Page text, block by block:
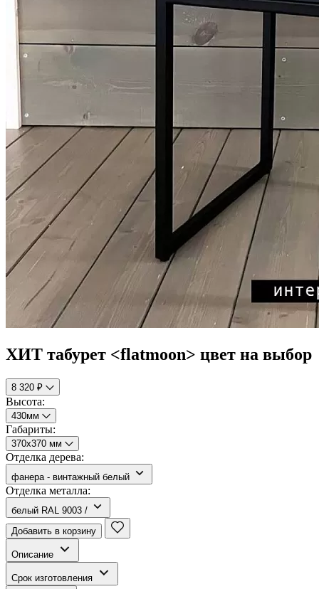
ХИТ табурет <flatmoon> цвет на выбор
8 320 ₽
Высота:
430мм
Габариты:
370х370 мм
Отделка дерева:
фанера - винтажный белый
Отделка металла:
белый RAL 9003 /
Добавить в корзину
Описание
Срок изготовления